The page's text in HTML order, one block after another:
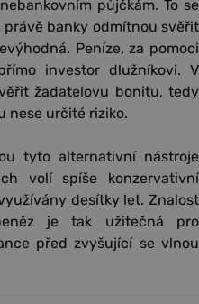
půjčkám. To se
banky odmítnou svěřit
Peníze, za pomoci
investor dlužníkovi. V
žadatelovu bonitu, tedy
nese určité riziko.
tyto alternativní nástroje
volí spíše konzervativní
desítky let. Znalost
je tak užitečná pro
před zvyšující se vlnou